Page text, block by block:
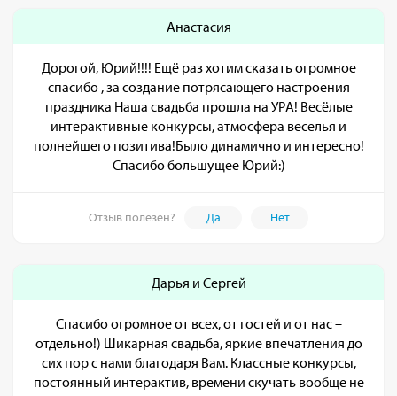
Анастасия
Дорогой, Юрий!!!! Ещё раз хотим сказать огромное
спасибо , за создание потрясающего настроения
праздника Наша свадьба прошла на УРА! Весёлые
интерактивные конкурсы, атмосфера веселья и
полнейшего позитива!Было динамично и интересно!
Спасибо большущее Юрий:)
Отзыв полезен? Да Нет
Дарья и Сергей
Спасибо огромное от всех, от гостей и от нас –
отдельно!) Шикарная свадьба, яркие впечатления до
сих пор с нами благодаря Вам. Классные конкурсы,
постоянный интерактив, времени скучать вообще не